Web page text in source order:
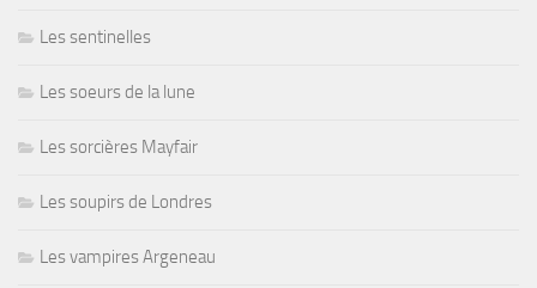
Les sentinelles
Les soeurs de la lune
Les sorcières Mayfair
Les soupirs de Londres
Les vampires Argeneau